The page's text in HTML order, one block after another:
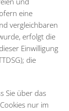
eine
vergleichbaren
erfolgt die
Einwilligung
die
Sie über das
nur im